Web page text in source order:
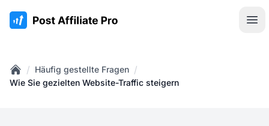
:site.title
Home
/ Häufig gestellte Fragen /
Wie Sie gezielten Website-Traffic steigern